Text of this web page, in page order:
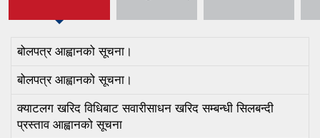
बोलपत्र आह्वानको सूचना।
बोलपत्र आह्वानको सूचना।
क्याटलग खरिद विधिबाट सवारीसाधन खरिद सम्बन्धी सिलबन्दी
प्रस्ताव आह्वानको सूचना